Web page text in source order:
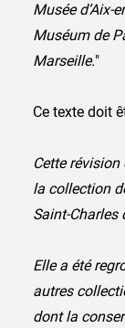
Musée d’Aix-
Muséum de
Marseille."
Ce texte doit
Cette
la collection
Saint-Charles
Elle a été
autres
dont la